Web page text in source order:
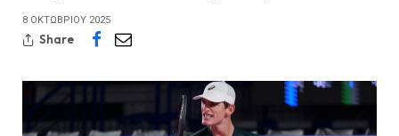
8 ΟΚΤΩΒΡΊΟΥ 2025
Share